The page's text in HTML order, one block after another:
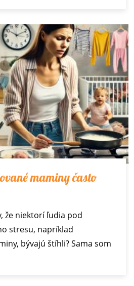
maminy často
že niektorí ľudia pod
stresu, napríklad
bývajú štíhli? Sama som